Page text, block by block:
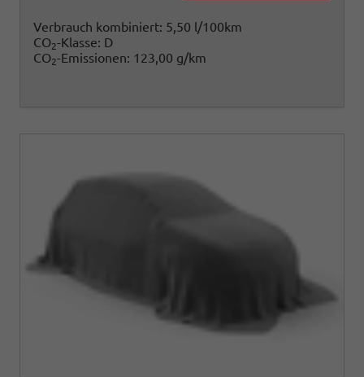
Verbrauch kombiniert: 5,50 l/100km
CO2-Klasse: D
CO2-Emissionen: 123,00 g/km